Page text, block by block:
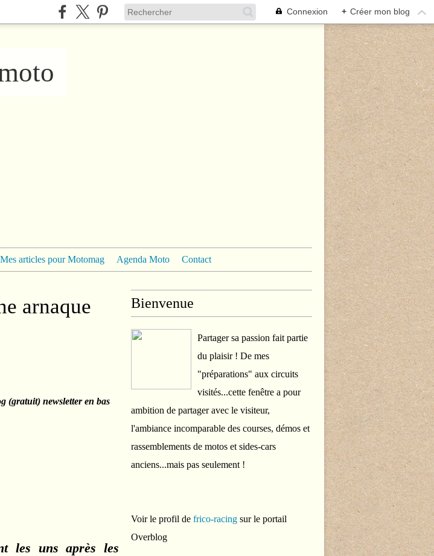
Connexion + Créer mon blog
Mes articles pour Motomag Agenda Moto Contact
arnaque
(gratuit) newsletter en bas
les uns après les
Bienvenue
Partager sa passion fait partie
du plaisir ! De mes
"préparations" aux circuits
visités...cette fenêtre a pour
ambition de partager avec le visiteur,
l'ambiance incomparable des courses, démos et
rassemblements de motos et sides-cars
anciens...mais pas seulement !
Voir le profil de frico-racing sur le portail
Overblog